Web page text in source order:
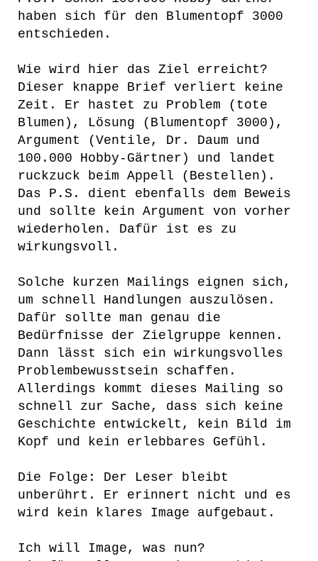
haben sich für den Blumentopf 3000
entschieden.
Wie wird hier das Ziel erreicht?
Dieser knappe Brief verliert keine
Zeit. Er hastet zu Problem (tote
Blumen), Lösung (Blumentopf 3000),
Argument (Ventile, Dr. Daum und
100.000 Hobby-Gärtner) und landet
ruckzuck beim Appell (Bestellen).
Das P.S. dient ebenfalls dem Beweis
und sollte kein Argument von vorher
wiederholen. Dafür ist es zu
wirkungsvoll.
Solche kurzen Mailings eignen sich,
um schnell Handlungen auszulösen.
Dafür sollte man genau die
Bedürfnisse der Zielgruppe kennen.
Dann lässt sich ein wirkungsvolles
Problembewusstsein schaffen.
Allerdings kommt dieses Mailing so
schnell zur Sache, dass sich keine
Geschichte entwickelt, kein Bild im
Kopf und kein erlebbares Gefühl.
Die Folge: Der Leser bleibt
unberührt. Er erinnert nicht und es
wird kein klares Image aufgebaut.
Ich will Image, was nun?